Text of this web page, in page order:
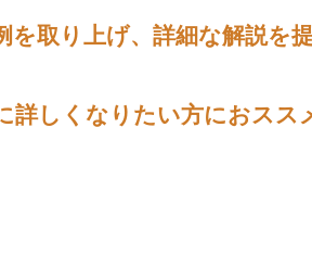
を取り上げ、詳細な解説を
詳しくなりたい方におスス